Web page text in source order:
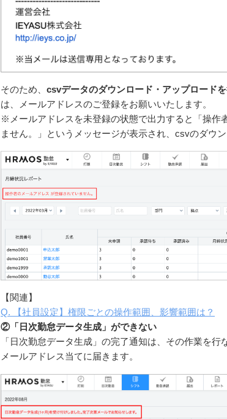
そのため、 csvデータのダウンロード・アップロード
は、メールアドレスのご登録をお願いいたします。
※メールアドレスを未登録の状態で出力すると「操作
ません。」というメッセージが表示され、csvのダウン
【関連】
Q. 【社員設定】権限ごとの操作範囲、影響範囲は？
②「日次勤怠データ生成」ができない
「日次勤怠データ生成」の完了通知は、その作業を
メールアドレス当てに届きます。